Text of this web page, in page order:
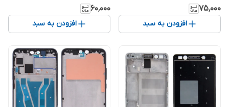
۷۵٬۰۰۰
افزودن به سبد
۶۰٬۰۰۰
افزودن به سبد